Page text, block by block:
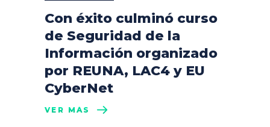
Con éxito culminó curso
de Seguridad de la
Información organizado
por REUNA, LAC4 y EU
CyberNet
VER MÁS